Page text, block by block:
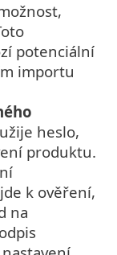
potenciální
importu
heslo,
produktu.
k ověření,
na